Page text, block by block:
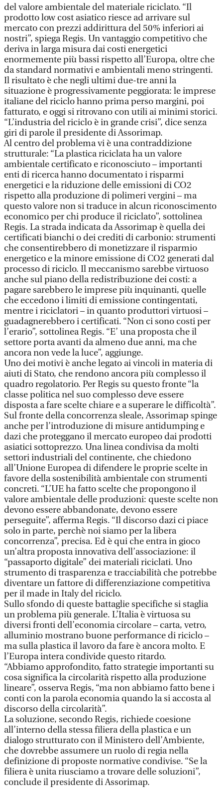
del valore ambientale del materiale riciclato. “Il
prodotto low cost asiatico riesce ad arrivare sul
mercato con prezzi addirittura del 50% inferiori ai
nostri”, spiega Regis. Un vantaggio competitivo che
deriva in larga misura dai costi energetici
enormemente più bassi rispetto all’Europa, oltre che
da standard normativi e ambientali meno stringenti.
Il risultato è che negli ultimi due-tre anni la
situazione è progressivamente peggiorata: le imprese
italiane del riciclo hanno prima perso margini, poi
fatturato, e oggi si ritrovano con utili ai minimi storici.
“L’industria del riciclo è in grande crisi”, dice senza
giri di parole il presidente di Assorimap.
Al centro del problema vi è una contraddizione
strutturale: “La plastica riciclata ha un valore
ambientale certificato e riconosciuto – importanti
enti di ricerca hanno documentato i risparmi
energetici e la riduzione delle emissioni di CO2
rispetto alla produzione di polimeri vergini – ma
questo valore non si traduce in alcun riconoscimento
economico per chi produce il riciclato”, sottolinea
Regis. La strada indicata da Assorimap è quella dei
certificati bianchi o dei crediti di carbonio: strumenti
che consentirebbero di monetizzare il risparmio
energetico e la minore emissione di CO2 generati dal
processo di riciclo. Il meccanismo sarebbe virtuoso
anche sul piano della redistribuzione dei costi: a
pagare sarebbero le imprese più inquinanti, quelle
che eccedono i limiti di emissione contingentati,
mentre i riciclatori – in quanto produttori virtuosi –
guadagnerebbero i certificati. “Non ci sono costi per
l’erario”, sottolinea Regis. “E’ una proposta che il
settore porta avanti da almeno due anni, ma che
ancora non vede la luce”, aggiunge.
Uno dei motivi è anche legato ai vincoli in materia di
aiuti di Stato, che rendono ancora più complesso il
quadro regolatorio. Per Regis su questo fronte “la
classe politica nel suo complesso deve essere
disposta a fare scelte chiare e a superare le difficoltà”.
Sul fronte della concorrenza sleale, Assorimap spinge
anche per l’introduzione di misure antidumping e
dazi che proteggano il mercato europeo dai prodotti
asiatici sottoprezzo. Una linea condivisa da molti
settori industriali del continente, che chiedono
all’Unione Europea di difendere le proprie scelte in
favore della sostenibilità ambientale con strumenti
concreti. “L’UE ha fatto scelte che propongono il
valore ambientale delle produzioni: queste scelte non
devono essere abbandonate, devono essere
perseguite”, afferma Regis. “Il discorso dazi ci piace
solo in parte, perchè noi siamo per la libera
concorrenza”, precisa. Ed è qui che entra in gioco
un’altra proposta innovativa dell’associazione: il
“passaporto digitale” dei materiali riciclati. Uno
strumento di trasparenza e tracciabilità che potrebbe
diventare un fattore di differenziazione competitiva
per il made in Italy del riciclo.
Sullo sfondo di queste battaglie specifiche si staglia
un problema più generale. L’Italia è virtuosa su
diversi fronti dell’economia circolare – carta, vetro,
alluminio mostrano buone performance di riciclo –
ma sulla plastica il lavoro da fare è ancora molto. E
l’Europa intera condivide questo ritardo.
“Abbiamo approfondito, fatto strategie importanti su
cosa significa la circolarità rispetto alla produzione
lineare”, osserva Regis, “ma non abbiamo fatto bene i
conti con la parola economia quando la si accosta al
discorso della circolarità”.
La soluzione, secondo Regis, richiede coesione
all’interno della stessa filiera della plastica e un
dialogo strutturato con il Ministero dell’Ambiente,
che dovrebbe assumere un ruolo di regia nella
definizione di proposte normative condivise. “Se la
filiera è unita riusciamo a trovare delle soluzioni”,
conclude il presidente di Assorimap.